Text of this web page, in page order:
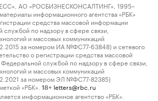
АО «РОСБИЗНЕСКОНСАЛТИНГ», 1995–
информационного агентства «РБК»
средства массовой информации
по надзору в сфере связи,
и массовых коммуникаций
за номером ИА №ФС77-63848) и сетевого
о регистрации средства массовой
службой по надзору в сфере связи,
и массовых коммуникаций
за номером ЭЛ №ФС77-82385)
«РБК».
18+ letters@rbc.ru
информационное агентство «РБК».